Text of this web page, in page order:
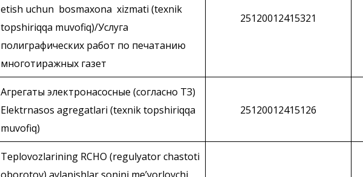
etish uchun bosmaxona xizmati (texnik
topshiriqqa muvofiq)/Услуга
полиграфических работ по печатанию
многотиражных газет
25120012415321
Агрегаты электронасосные (согласно ТЗ)
Elektrnasos agregatlari (texnik topshiriqqa
muvofiq)
25120012415126
Teplovozlarining RCHO (regulyator chastoti